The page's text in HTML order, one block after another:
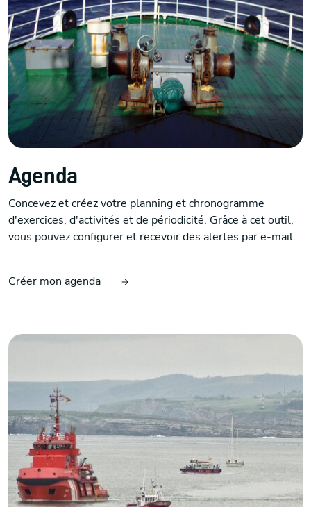
Agenda
Concevez et créez votre planning et chronogramme
d'exercices, d'activités et de périodicité. Grâce à cet outil,
vous pouvez configurer et recevoir des alertes par e-mail.
Créer mon agenda